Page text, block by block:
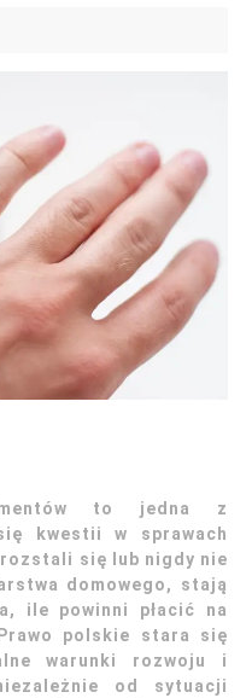
to jedna z
kwestii w sprawach
się lub nigdy nie
domowego, stają
ile powinni płacić na
polskie stara się
warunki rozwoju i
od sytuacji